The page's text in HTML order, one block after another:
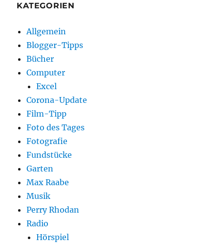
KATEGORIEN
Allgemein
Blogger-Tipps
Bücher
Computer
Excel
Corona-Update
Film-Tipp
Foto des Tages
Fotografie
Fundstücke
Garten
Max Raabe
Musik
Perry Rhodan
Radio
Hörspiel